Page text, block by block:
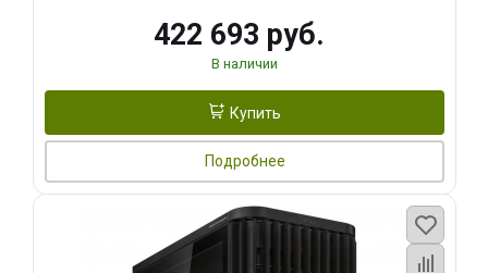
422 693 руб.
В наличии
Купить
Подробнее